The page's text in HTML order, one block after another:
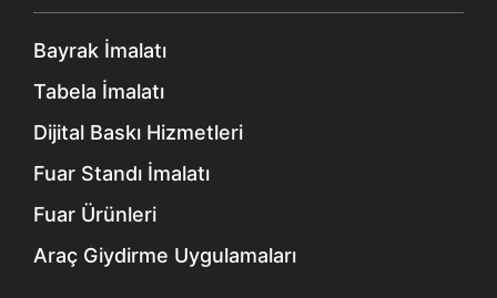
Bayrak İmalatı
Tabela İmalatı
Dijital Baskı Hizmetleri
Fuar Standı İmalatı
Fuar Ürünleri
Araç Giydirme Uygulamaları